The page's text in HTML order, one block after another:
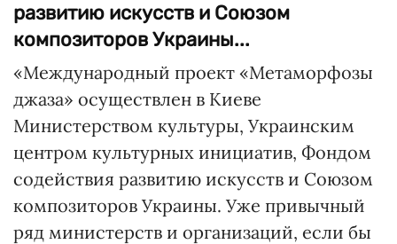
развитию искусств и Союзом
композиторов Украины...
«Международный проект «Метаморфозы
джаза» осуществлен в Киеве
Министерством культуры, Украинским
центром культурных инициатив, Фондом
содействия развитию искусств и Союзом
композиторов Украины. Уже привычный
ряд министерств и организаций, если бы